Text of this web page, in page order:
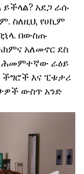
አደጋ ራሱ
ስለዚህ, የሀኪም
በውስጡ
አለመኖር ደስ
ሕመምተኛው ራዕይ
ችግሮች እና ፒቱታሪ
ውስጥ አንድ